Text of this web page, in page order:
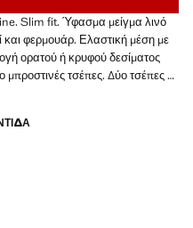
Slim fit. Ύφασμα μείγμα λινό
και φερμουάρ. Ελαστική μέση με
ορατού ή κρυφού δεσίματος
τσέπες. Δύο τσέπες με